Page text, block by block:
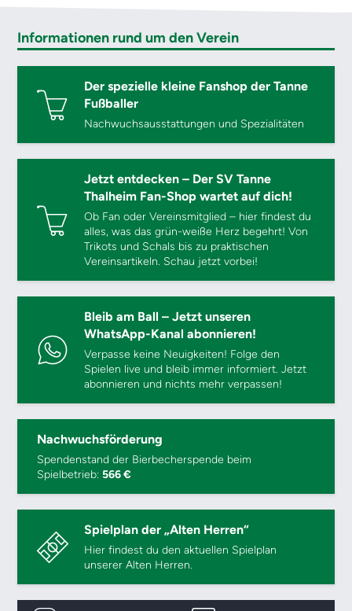
Informationen rund um den Verein
Der spezielle kleine Fanshop der Tanne
Fußballer
Nachwuchsausstattungen und Spezialitäten
Jetzt entdecken – Der SV Tanne
Thalheim Fan-Shop wartet auf dich!
Ob Fan oder Vereinsmitglied – hier findest du
alles, was das grün-weiße Herz begehrt! Von
Trikots und Schals bis zu praktischen
Vereinsartikeln. Schau jetzt vorbei!
Bleib am Ball – Jetzt unseren
WhatsApp-Kanal abonnieren!
Verpasse keine Neuigkeiten! Folge den
Spielen live und bleib immer informiert. Jetzt
abonnieren und nichts mehr verpassen!
Nachwuchsförderung
Spendenstand der Bierbecherspende beim
Spielbetrieb:566 €
Spielplan der „Alten Herren“
Hier findest du den aktuellen Spielplan
unserer Alten Herren.